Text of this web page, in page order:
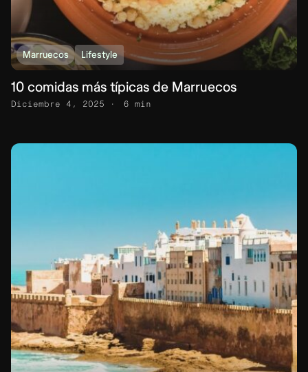
Marruecos Lifestyle
10 comidas más típicas de Marruecos
Diciembre 4, 2025 6 min